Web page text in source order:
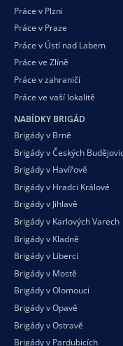
Práce v Plzni
Práce v Praze
Práce v Ústí nad Labem
Práce ve Zlíně
Práce v zahraničí
Práce ve vaší lokalitě
NABÍDKY BRIGÁD
Brigády v Brně
Brigády v Českých
Brigády v Havířově
Brigády v Hradci Králové
Brigády v Jihlavě
Brigády v Karlových Varech
Brigády v Kladně
Brigády v Liberci
Brigády v Mostě
Brigády v Olomouci
Brigády v Opavě
Brigády v Ostravě
Brigády v Pardubicích